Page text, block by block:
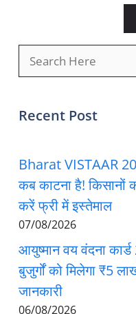
Recent Post
Bharat VISTAAR
कब काटना है! किसानों
करें फ्री में इस्तेमाल
07/08/2026
आयुष्मान वय वंदना
बुजुर्गों को मिलेगा ₹5
जानकारी
06/08/2026